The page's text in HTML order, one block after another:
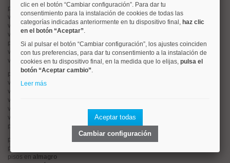
pisos enrios rosas
viviendas enprosperidad
viviendas enhispanoamerica
viviendas enciudad lineal
pisos en salamanca
viviendas encentro
viviendas ensol
pisos enciudad jardín
viviendas enretiro
viviendas en
viviendas en
viviendas en
viviendas en
pisos en
pisos en
pisos en
pisos en almagro
clic en el botón “Cambiar configuración”. Para dar tu
consentimiento para la instalación de cookies de todas las
categorías indicadas anteriormente en tu dispositivo final, haz clic
en el botón “Aceptar”.
Si al pulsar el botón “Cambiar configuración”, los ajustes coinciden
con tus preferencias, para dar tu consentimiento a la instalación de
cookies en tu dispositivo final, en la medida que lo elijas, pulsa el
botón “Aceptar cambio”.
Leer más
Aceptar todas
Cambiar configuración